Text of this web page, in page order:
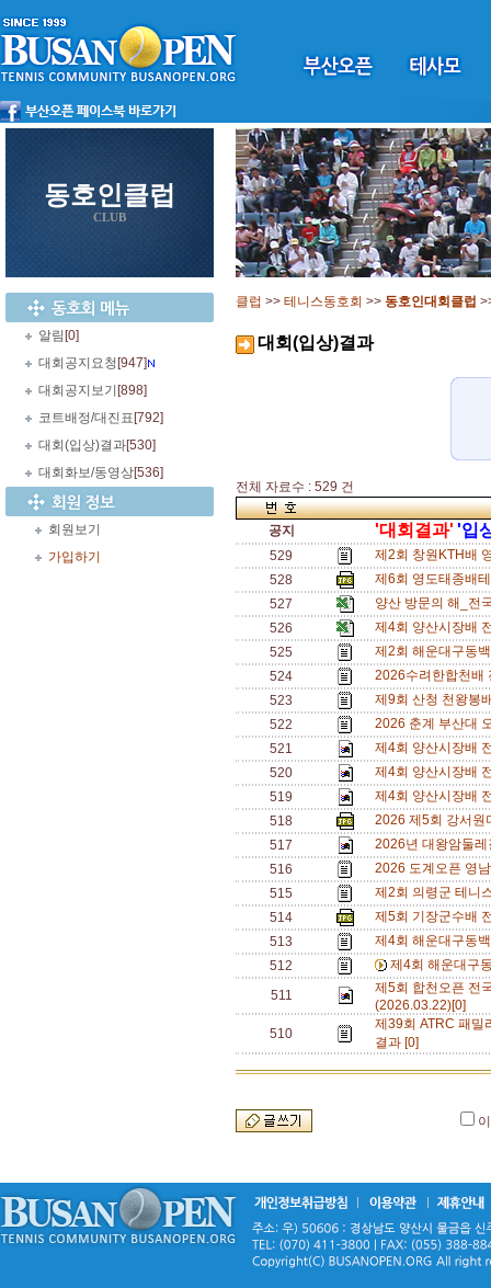
동호인클럽
CLUB
알림 [0]
대회공지요청 [947]
대회공지보기 [898]
코트배정/대진표 [792]
대회(입상)결과[530]
대회화보/동영상[536]
회원보기
가입하기
클럽 >> 테니스동호회 >> 동호인대회클럽
대회(입상)결과
전체 자료수 : 529 건
공지 '대회결과' '입
529
제2회 창원KTH배
528
제6회 영도태종배
527
양산 방문의 해_전
526
제4회 양산시장배
525
제2회 해운대구동
524
2026수려한합천배
523
제9회 산청 천왕봉
522
2026 춘계 부산대
521
제4회 양산시장배
520
제4회 양산시장배
519
제4회 양산시장배
518
2026 제5회 강서
517
2026년 대왕암둘
516
2026 도계오픈 영
515
제2회 의령군 테니
514
제5회 기장군수배
513
제4회 해운대구동
512
제4회 해운대구
511
제5회 합천오픈 전
(2026.03.22)[0]
510
제39회 ATRC 패밀
결과 [0]